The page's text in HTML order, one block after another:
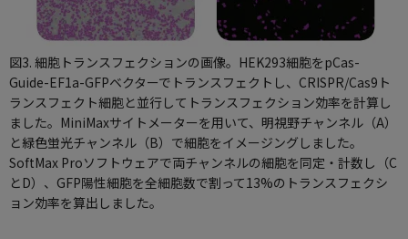
図3. 細胞トランスフェクションの画像。HEK293細胞をpCas-
Guide-EF1a-GFPベクターでトランスフェクトし、CRISPR/Cas9ト
ランスフェクト細胞と並行してトランスフェクション効率を計算し
ました。MiniMaxサイトメーターを用いて、明視野チャンネル（A）
と緑色蛍光チャンネル（B）で細胞をイメージングしました。
SoftMax Proソフトウェアで両チャンネルの細胞を同定・計数し（C
とD）、GFP陽性細胞を全細胞数で割って13%のトランスフェクシ
ョン効率を算出しました。